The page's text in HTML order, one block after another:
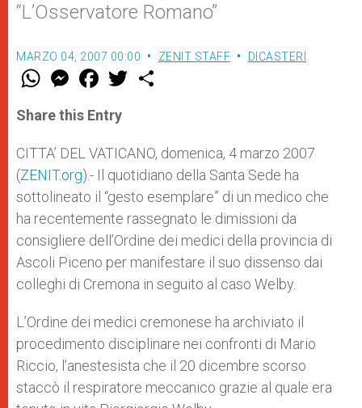
“L’Osservatore Romano”
MARZO 04, 2007 00:00 ZENIT STAFF DICASTERI
W
t
s
p
p
M
e
s
e
g
e
r
F
a
e
b
o
k
w
r
Share this Entry
CITTA’ DEL VATICANO, domenica, 4 marzo 2007
(ZENIT.org).- Il quotidiano della Santa Sede ha
sottolineato il “gesto esemplare” di un medico che
ha recentemente rassegnato le dimissioni da
consigliere dell’Ordine dei medici della provincia di
Ascoli Piceno per manifestare il suo dissenso dai
colleghi di Cremona in seguito al caso Welby.
L’Ordine dei medici cremonese ha archiviato il
procedimento disciplinare nei confronti di Mario
Riccio, l’anestesista che il 20 dicembre scorso
staccò il respiratore meccanico grazie al quale era